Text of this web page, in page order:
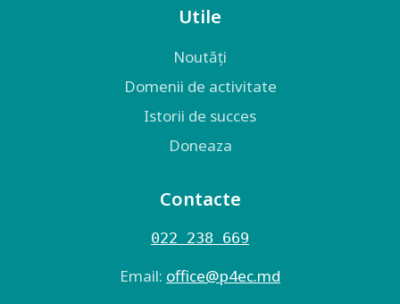
Utile
Noutăți
Domenii de activitate
Istorii de succes
Doneaza
Contacte
022 238 669
Email: оffice@p4ec.md